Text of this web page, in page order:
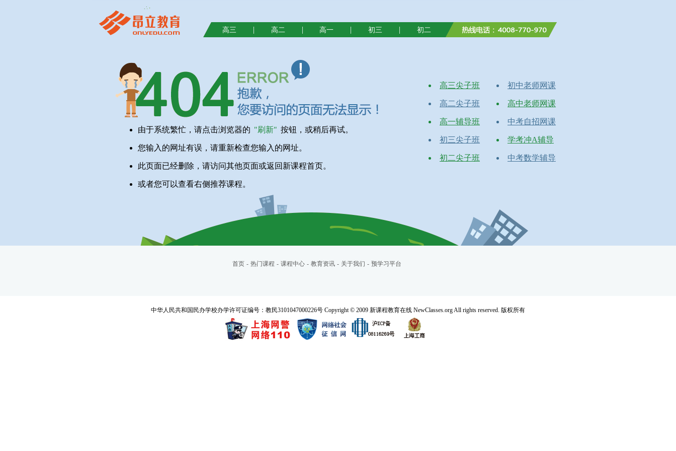
高三 | 高二 | 高一 | 初三 | 初二
由于系统繁忙，请点击浏览器的 "刷新" 按钮，或稍后再试。
您输入的网址有误，请重新检查您输入的网址。
此页面已经删除，请访问其他页面或返回新课程首页。
或者您可以查看右侧推荐课程。
高三尖子班 初中老师网课
高二尖子班 高中老师网课
高一辅导班 中考自招网课
初三尖子班 学考冲A辅导
初二尖子班 中考数学辅导
首页 - 热门课程 - 课程中心 - 教育资讯 - 关于我们 - 预学习平台
中华人民共和国民办学校办学许可证编号：教民3101047000226号 Copyright © 2009 新课程教育在线 NewClasses.org All rights reserved. 版权所有